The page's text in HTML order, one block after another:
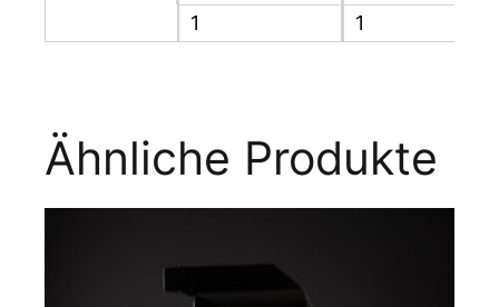
1
1
Ähnliche Produkte